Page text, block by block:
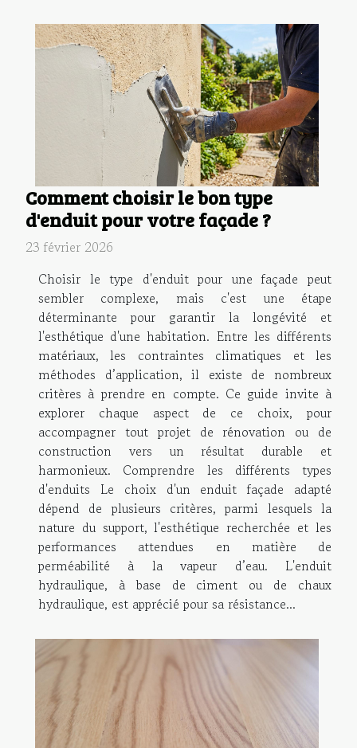
Comment choisir le bon type
d'enduit pour votre façade ?
23 février 2026
Choisir le type d'enduit pour une façade peut
sembler complexe, mais c'est une étape
déterminante pour garantir la longévité et
l'esthétique d'une habitation. Entre les différents
matériaux, les contraintes climatiques et les
méthodes d’application, il existe de nombreux
critères à prendre en compte. Ce guide invite à
explorer chaque aspect de ce choix, pour
accompagner tout projet de rénovation ou de
construction vers un résultat durable et
harmonieux. Comprendre les différents types
d'enduits Le choix d'un enduit façade adapté
dépend de plusieurs critères, parmi lesquels la
nature du support, l'esthétique recherchée et les
performances attendues en matière de
perméabilité à la vapeur d’eau. L'enduit
hydraulique, à base de ciment ou de chaux
hydraulique, est apprécié pour sa résistance...